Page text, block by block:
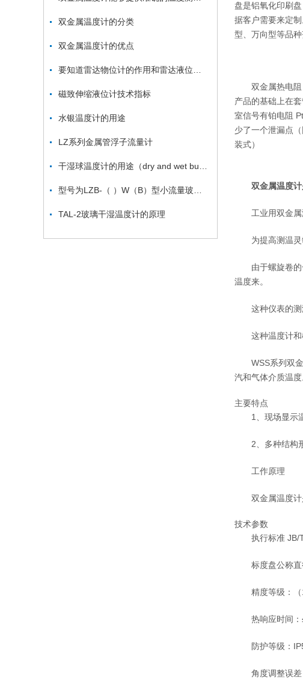
双金属温度计的分类
双金属温度计的优点
磁致伸缩液位计技术指标
水银温度计的用途
LZ系列金属管浮子流量计
TAL-2玻璃干湿温度计的原理
盘是铝氧化印刷
据客户需要来定
型、万向型等品
双金属热电阻
产品的基础上在
室信号有铂电阻
少了一个泄漏点
装式）
双金属温度
工业用双金属温
为提高测温灵敏
由于螺旋卷的一
温度来。
这种仪表的测
这种温度计和棒
WSS系列双金
汽和气体介质温度
主要特点
1、现场显示温
2、多种结构形
工作原理
双金属温度计是
技术参数
执行标准 JB/
标度盘公称直
精度等级：（
热响应时间：
防护等级：
角度调整误差